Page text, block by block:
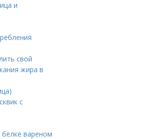
и
свой
жира в
с
вареном